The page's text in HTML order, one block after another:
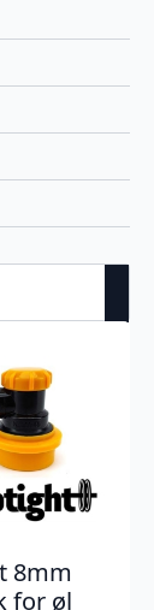
8mm
for øl